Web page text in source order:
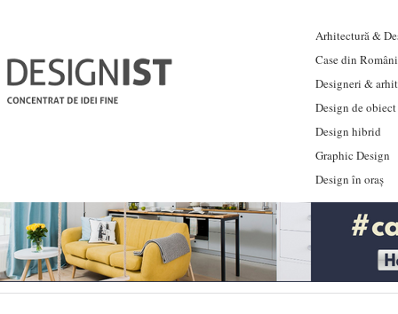
Arhitectură &
Case din
Designeri &
Design de obiect
Design hibrid
Graphic Design
Design în oraș